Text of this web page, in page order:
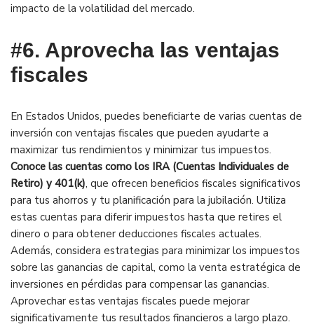
impacto de la volatilidad del mercado.
#6. Aprovecha las ventajas
fiscales
En Estados Unidos, puedes beneficiarte de varias cuentas de
inversión con ventajas fiscales que pueden ayudarte a
maximizar tus rendimientos y minimizar tus impuestos.
Conoce las cuentas como los IRA (Cuentas Individuales de
Retiro) y 401(k), que ofrecen beneficios fiscales significativos
para tus ahorros y tu planificación para la jubilación. Utiliza
estas cuentas para diferir impuestos hasta que retires el
dinero o para obtener deducciones fiscales actuales.
Además, considera estrategias para minimizar los impuestos
sobre las ganancias de capital, como la venta estratégica de
inversiones en pérdidas para compensar las ganancias.
Aprovechar estas ventajas fiscales puede mejorar
significativamente tus resultados financieros a largo plazo.